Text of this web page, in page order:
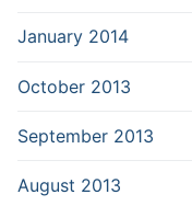
January 2014
October 2013
September 2013
August 2013